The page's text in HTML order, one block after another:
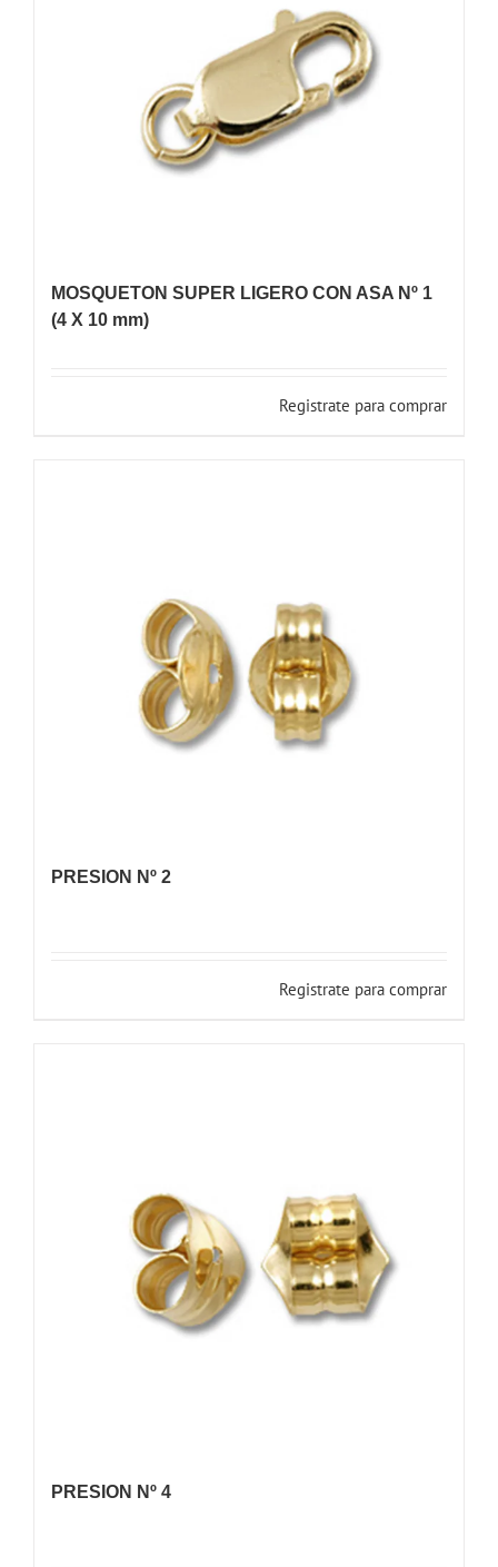
MOSQUETON SUPER LIGERO CON ASA Nº 1
(4 X 10 mm)
Registrate para comprar
PRESION Nº 2
Registrate para comprar
PRESION Nº 4